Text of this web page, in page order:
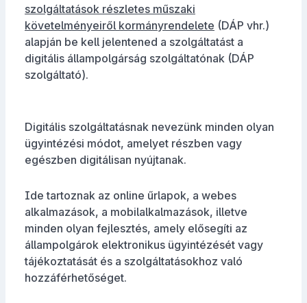
szolgáltatások részletes műszaki
követelményeiről kormányrendelete (DÁP vhr.)
alapján be kell jelentened a szolgáltatást a
digitális állampolgárság szolgáltatónak (DÁP
szolgáltató).
Digitális szolgáltatásnak nevezünk minden olyan
ügyintézési módot, amelyet részben vagy
egészben digitálisan nyújtanak.
Ide tartoznak az online űrlapok, a webes
alkalmazások, a mobilalkalmazások, illetve
minden olyan fejlesztés, amely elősegíti az
állampolgárok elektronikus ügyintézését vagy
tájékoztatását és a szolgáltatásokhoz való
hozzáférhetőséget.